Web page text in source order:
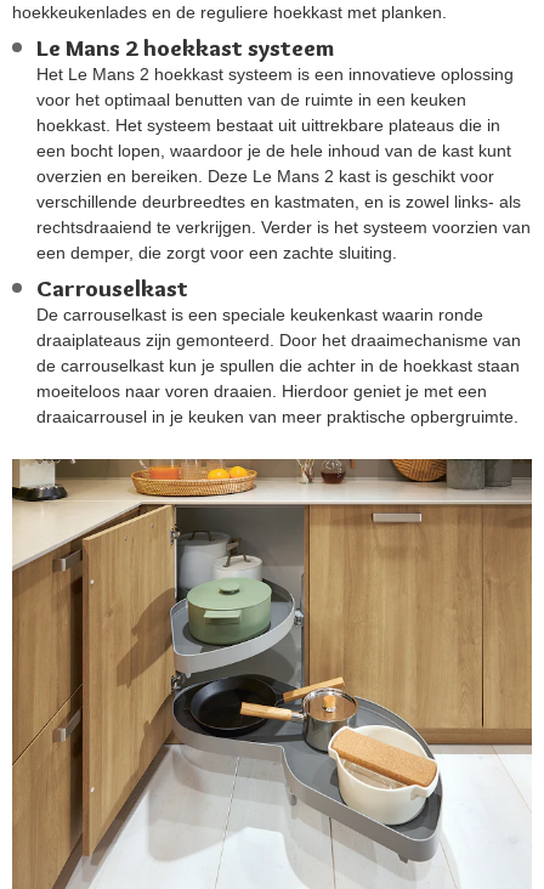
hoekkeukenlades en de reguliere hoekkast met planken.
Le Mans 2 hoekkast systeem
Het Le Mans 2 hoekkast systeem is een innovatieve oplossing
voor het optimaal benutten van de ruimte in een keuken
hoekkast. Het systeem bestaat uit uittrekbare plateaus die in
een bocht lopen, waardoor je de hele inhoud van de kast kunt
overzien en bereiken. Deze Le Mans 2 kast is geschikt voor
verschillende deurbreedtes en kastmaten, en is zowel links- als
rechtsdraaiend te verkrijgen. Verder is het systeem voorzien van
een demper, die zorgt voor een zachte sluiting.
Carrouselkast
De carrouselkast is een speciale keukenkast waarin ronde
draaiplateaus zijn gemonteerd. Door het draaimechanisme van
de carrouselkast kun je spullen die achter in de hoekkast staan
moeiteloos naar voren draaien. Hierdoor geniet je met een
draaicarrousel in je keuken van meer praktische opbergruimte.